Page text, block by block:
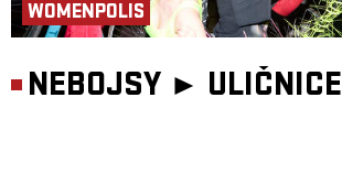
WOMENPOLIS
NEBOJSY ► ULIČNICE